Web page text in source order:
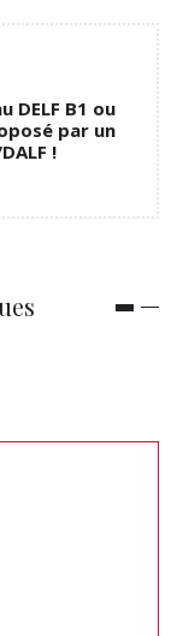
DELF B1 ou
par un
!